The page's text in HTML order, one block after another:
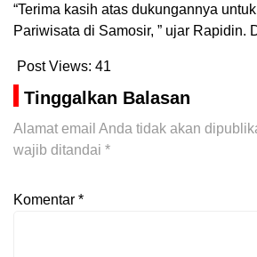
“Terima kasih atas dukungannya
Pariwisata di Samosir, ” ujar Rapidin.
Post Views: 41
Tinggalkan Balasan
Alamat email Anda tidak akan
wajib ditandai *
Komentar *